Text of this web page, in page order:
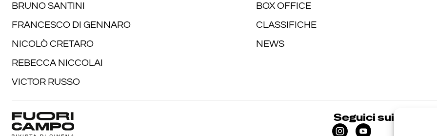
BRUNO SANTINI
FRANCESCO DI GENNARO
NICOLÒ CRETARO
REBECCA NICCOLAI
VICTOR RUSSO
BOX OFFICE
CLASSIFICHE
NEWS
Seguici sui social